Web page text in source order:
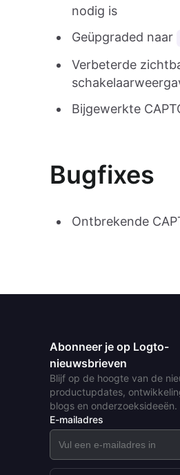
nodig is
Geüpgraded naar
Verbeterde
Bijgewerkte
Bugfixes
Ontbrekende
Abonneer je op Logto-
nieuwsbrieven
Blijf op de hoogte van de
productupdates,
blogs en onderzoeksideeën.
E-mailadres